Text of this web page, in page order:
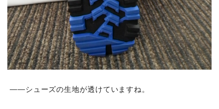
――シューズの生地が透けていますね。